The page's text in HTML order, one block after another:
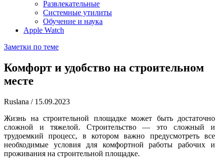
Развлекательные
Системные утилиты
Обучение и наука
Apple Watch
Заметки по теме
Комфорт и удобство на строительном
месте
Ruslana / 15.09.2023
Жизнь на строительной площадке может быть достаточно
сложной и тяжелой. Строительство — это сложный и
трудоемкий процесс, в котором важно предусмотреть все
необходимые условия для комфортной работы рабочих и
проживания на строительной площадке.